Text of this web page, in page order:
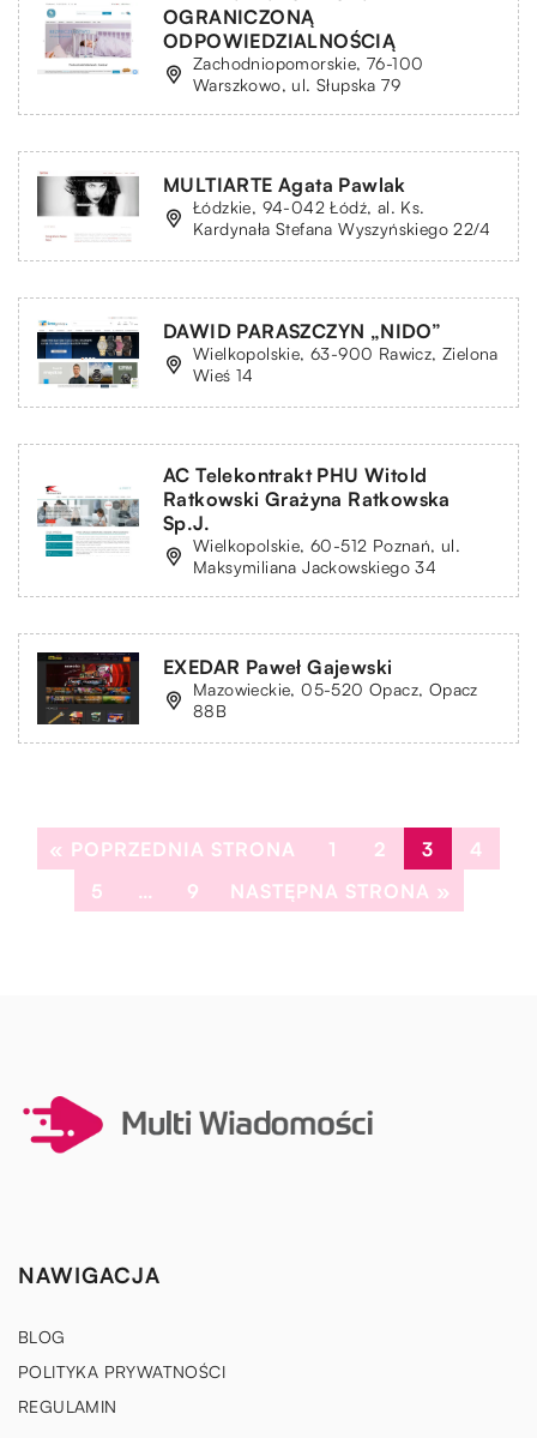
OGRANICZONĄ
ODPOWIEDZIALNOŚCIĄ
Zachodniopomorskie, 76-100
Warszkowo, ul. Słupska 79
MULTIARTE Agata Pawlak
Łódzkie, 94-042 Łódź, al. Ks.
Kardynała Stefana Wyszyńskiego 22/4
DAWID PARASZCZYN „NIDO”
Wielkopolskie, 63-900 Rawicz, Zielona
Wieś 14
AC Telekontrakt PHU Witold
Ratkowski Grażyna Ratkowska
Sp.J.
Wielkopolskie, 60-512 Poznań, ul.
Maksymiliana Jackowskiego 34
EXEDAR Paweł Gajewski
Mazowieckie, 05-520 Opacz, Opacz
88B
« POPRZEDNIA STRONA 1 2 3
4
5
… 9 NASTĘPNA STRONA »
NAWIGACJA
BLOG
POLITYKA PRYWATNOŚCI
REGULAMIN